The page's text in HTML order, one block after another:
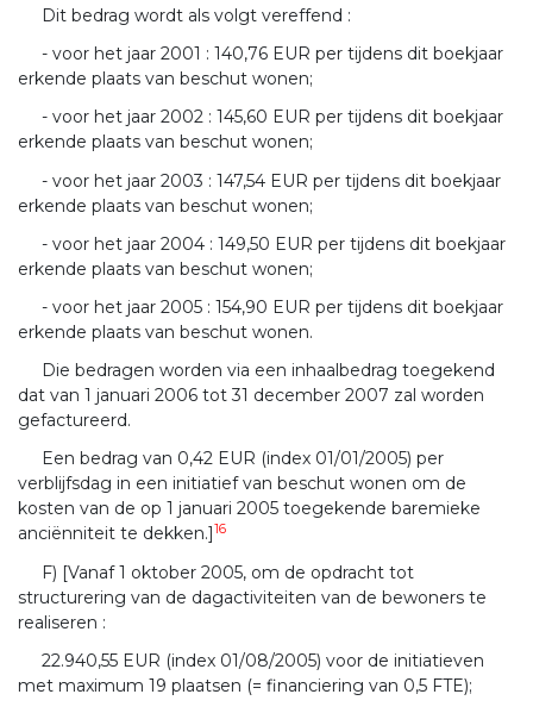
Dit bedrag wordt als volgt vereffend :
- voor het jaar 2001 : 140,76 EUR per tijdens dit boekjaar
erkende plaats van beschut wonen;
- voor het jaar 2002 : 145,60 EUR per tijdens dit boekjaar
erkende plaats van beschut wonen;
- voor het jaar 2003 : 147,54 EUR per tijdens dit boekjaar
erkende plaats van beschut wonen;
- voor het jaar 2004 : 149,50 EUR per tijdens dit boekjaar
erkende plaats van beschut wonen;
- voor het jaar 2005 : 154,90 EUR per tijdens dit boekjaar
erkende plaats van beschut wonen.
Die bedragen worden via een inhaalbedrag toegekend
dat van 1 januari 2006 tot 31 december 2007 zal worden
gefactureerd.
Een bedrag van 0,42 EUR (index 01/01/2005) per
verblijfsdag in een initiatief van beschut wonen om de
kosten van de op 1 januari 2005 toegekende baremieke
anciënniteit te dekken.] 16
F) [Vanaf 1 oktober 2005, om de opdracht tot
structurering van de dagactiviteiten van de bewoners te
realiseren :
22.940,55 EUR (index 01/08/2005) voor de initiatieven
met maximum 19 plaatsen (= financiering van 0,5 FTE);